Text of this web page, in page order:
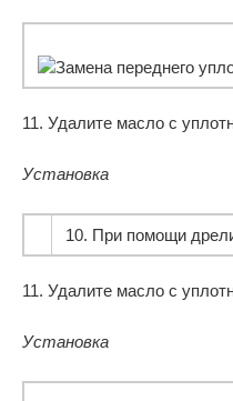
11. Удалите масло с
Установка
10. При помощи
11. Удалите масло с
Установка